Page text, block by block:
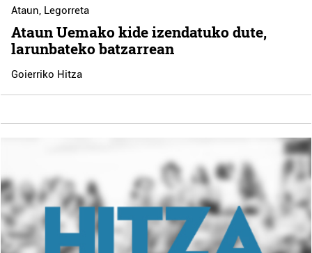
Ataun, Legorreta
Ataun Uemako kide izendatuko dute,
larunbateko batzarrean
Goierriko Hitza